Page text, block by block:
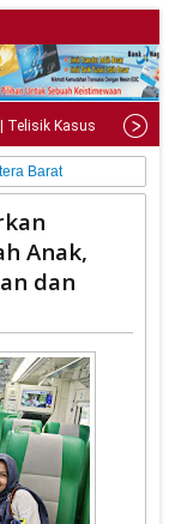
| Telisik Kasus |
Barat
Anak,
dan